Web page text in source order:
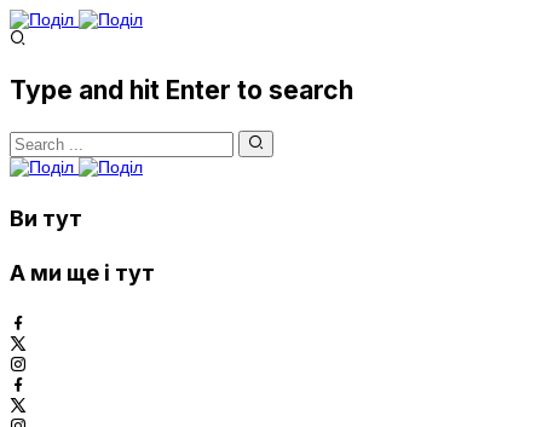
Type and hit Enter to search
Ви тут
А ми ще і тут